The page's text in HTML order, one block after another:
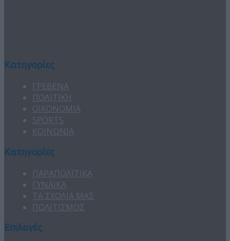
Κατηγορίες
ΓΡΕΒΕΝΑ
ΠΟΛΙΤΙΚΗ
ΟΙΚΟΝΟΜΙΑ
SPORTS
ΚΟΙΝΩΝΙΑ
Κατηγορίες
ΠΑΡΑΠΟΛΙΤΙΚΑ
ΓΥΝΑΙΚΑ
ΤΑ ΣΧΟΛΙΑ ΜΑΣ
ΠΟΛΙΤΙΣΜΟΣ
Επιλογές